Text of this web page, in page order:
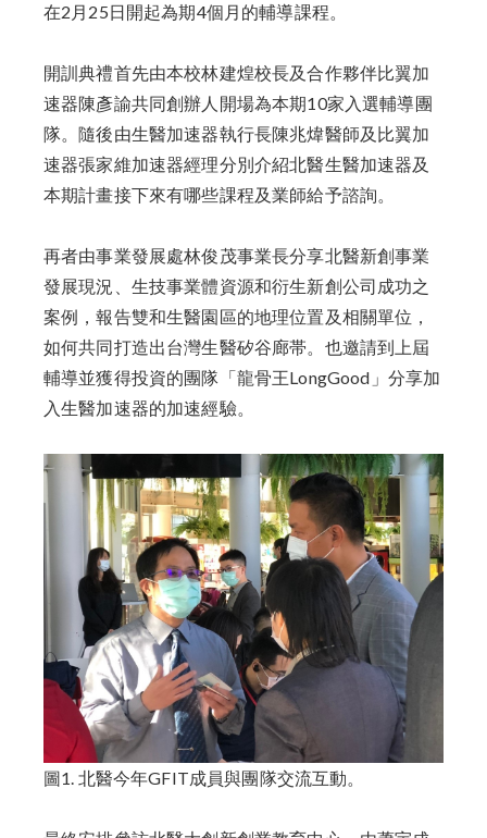
在2月25日開起為期4個月的輔導課程。
開訓典禮首先由本校林建煌校長及合作夥伴比翼加
速器陳彥諭共同創辦人開場為本期10家入選輔導團
隊。隨後由生醫加速器執行長陳兆煒醫師及比翼加
速器張家維加速器經理分別介紹北醫生醫加速器及
本期計畫接下來有哪些課程及業師給予諮詢。
再者由事業發展處林俊茂事業長分享北醫新創事業
發展現況、生技事業體資源和衍生新創公司成功之
案例，報告雙和生醫園區的地理位置及相關單位，
如何共同打造出台灣生醫矽谷廊帯。也邀請到上屆
輔導並獲得投資的團隊「龍骨王LongGood」分享加
入生醫加速器的加速經驗。
圖1. 北醫今年GFIT成員與團隊交流互動。